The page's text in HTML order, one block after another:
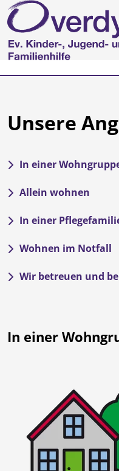
Unsere
In einer
Allein wohnen
In einer
Wohnen im Notfall
Wir betreuen und
In einer